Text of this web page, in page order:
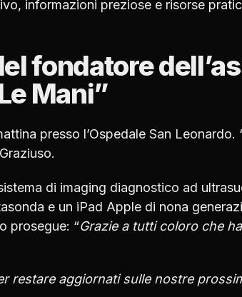
informazioni preziose e risorse
fondatore
Mani”
presso l’Ospedale San Leonardo.
di imaging diagnostico ad
e un iPad Apple di nona
prosegue: “Grazie a tutti coloro che
restare aggiornati sulle nostre